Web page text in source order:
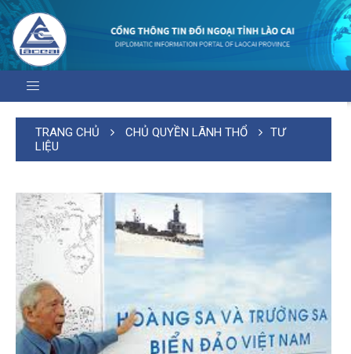
TRANG CHỦ CHỦ QUYỀN LÃNH THỔ
TƯ
LIỆU